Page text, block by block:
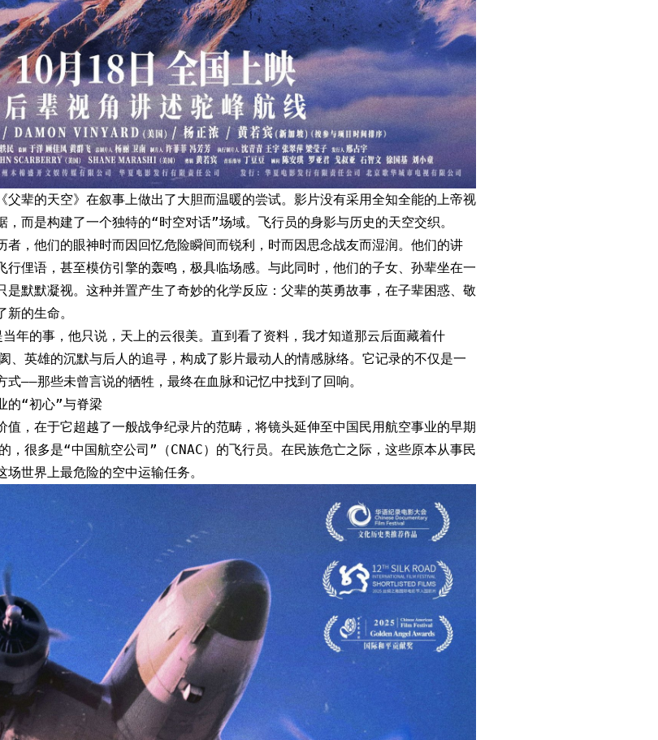
父辈的天空》在叙事上做出了大胆而温暖的尝试。影片没有采用全知全能的上帝视
而是构建了一个独特的“时空对话”场域。飞行员的身影与历史的天空交织。
者，他们的眼神时而因回忆危险瞬间而锐利，时而因思念战友而湿润。他们的讲
行俚语，甚至模仿引擎的轰鸣，极具临场感。与此同时，他们的子女、孙辈坐在一
是默默凝视。这种并置产生了奇妙的化学反应：父辈的英勇故事，在子辈困惑、敬
的生命。
年的事，他只说，天上的云很美。直到看了资料，我才知道那云后面藏着什
、英雄的沉默与后人的追寻，构成了影片最动人的情感脉络。它记录的不仅是一
——那些未曾言说的牺牲，最终在血脉和记忆中找到了回响。
的“初心”与脊梁
值，在于它超越了一般战争纪录片的范畴，将镜头延伸至中国民用航空事业的早期
，很多是“中国航空公司”（CNAC）的飞行员。在民族危亡之际，这些原本从事民
世界上最危险的空中运输任务。